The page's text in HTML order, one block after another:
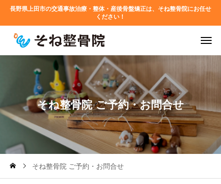
長野県上田市の交通事故治療・整体・産後骨盤矯正は、そね整骨院にお任せ
ください！
そね整骨院 ご予約・お問合せ
そね整骨院 ご予約・お問合せ